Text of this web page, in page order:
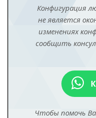
Конфигурация
не является
изменениях
сообщить
Чтобы помочь